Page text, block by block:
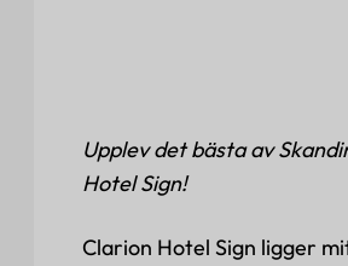
Upplev det bästa av
Hotel Sign!
Clarion Hotel Sign ligger